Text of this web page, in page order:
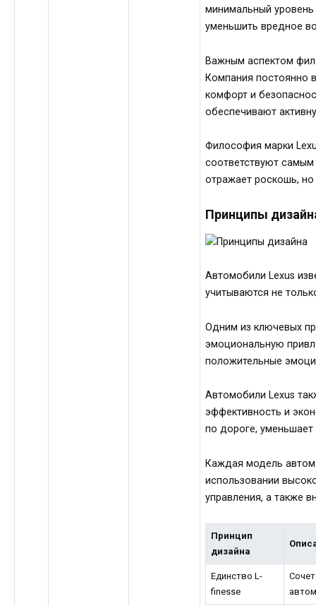
минимальный
уменьшить вредное
Важным аспектом
Компания постоянно
комфорт и
обеспечивают
Философия марки
соответствуют
отражает роскошь,
Принципы
Автомобили Lexus
учитываются не
Одним из ключевых
эмоциональную
положительные
Автомобили Lexus
эффективность и
по дороге, уменьшает
Каждая модель
использовании
управления, а также
Принцип
дизайна
Единство L-
finesse